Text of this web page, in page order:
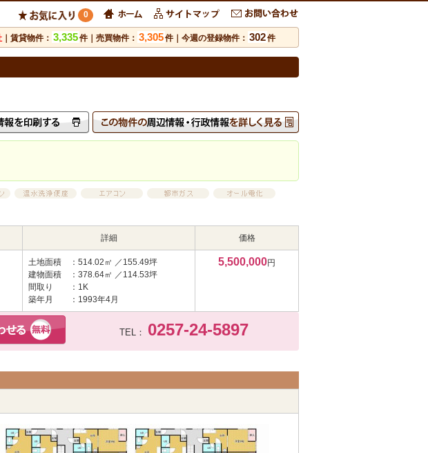
0
｜賃貸物件： 3,335件｜売買物件： 3,305件｜今週の登録物件： 302件
詳細 価格
土地面積
：514.02㎡ ／155.49坪
建物面積
：378.64㎡ ／114.53坪
間取り
：1K
築年月
：1993年4月
5,500,000円
TEL： 0257-24-5897